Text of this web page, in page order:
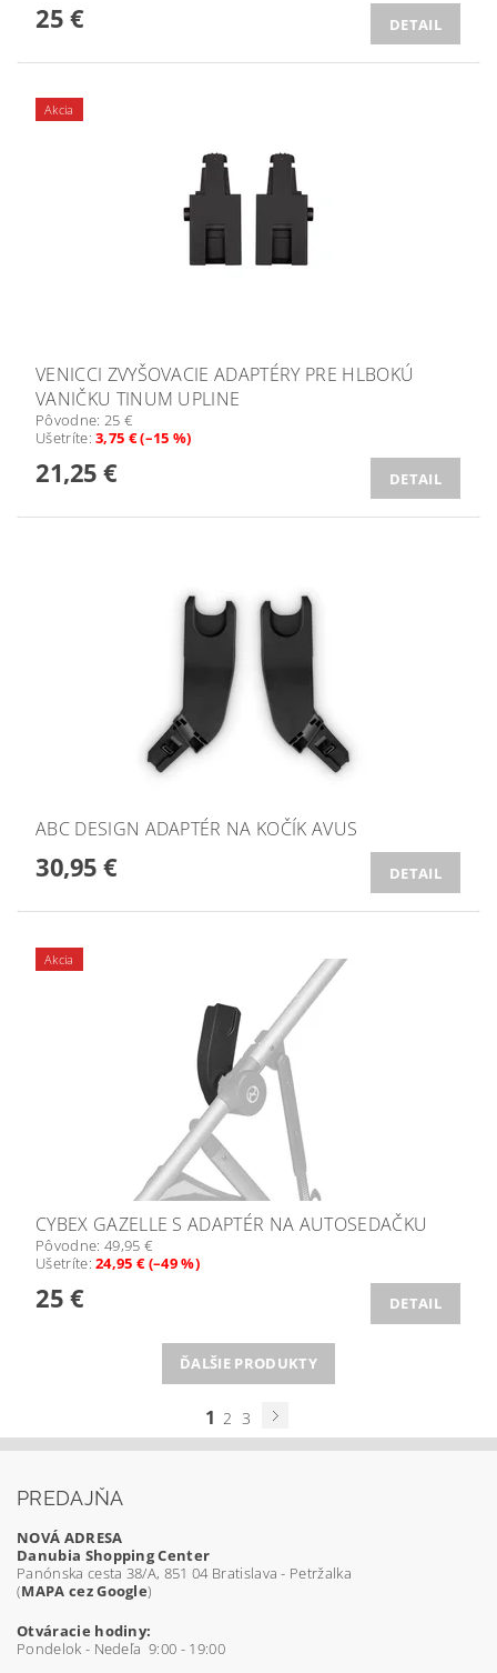
25 € DETAIL
Akcia
VENICCI ZVYŠOVACIE ADAPTÉRY PRE HLBOKÚ
VANIČKU TINUM UPLINE
Pôvodne: 25 €
Ušetríte:3,75 € (–15 %)
21,25 € DETAIL
ABC DESIGN ADAPTÉR NA KOČÍK AVUS
30,95 € DETAIL
Akcia
CYBEX GAZELLE S ADAPTÉR NA AUTOSEDAČKU
Pôvodne: 49,95 €
Ušetríte:24,95 € (–49 %)
25 € DETAIL
ĎALŠIE PRODUKTY
1 2 3
PREDAJŇA
NOVÁ ADRESA
Danubia Shopping Center
Panónska cesta 38/A, 851 04 Bratislava - Petržalka
(MAPA cez Google)
Otváracie hodiny:
Pondelok - Nedeľa 9:00 - 19:00